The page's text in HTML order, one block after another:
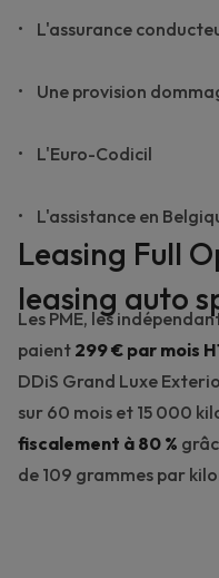
• L'assurance
• Une provision
• L'Euro-Codicil
• L'assistance en
Leasing Full
leasing auto
Les PME, les
paient 299 € par mois
DDiS Grand Luxe
sur 60 mois et 15 000
fiscalement à 80 %
de 109 grammes par